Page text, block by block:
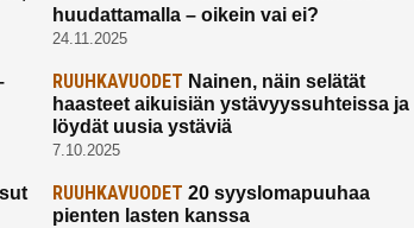
huudattamalla – oikein vai ei?
24.11.2025
RUUHKAVUODET Nainen, näin selätät
haasteet aikuisiän ystävyyssuhteissa ja
löydät uusia ystäviä
7.10.2025
RUUHKAVUODET 20 syyslomapuuhaa
pienten lasten kanssa